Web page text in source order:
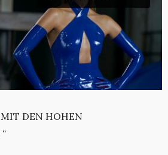
MIT DEN HOHEN